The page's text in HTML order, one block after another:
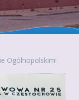
Ogólnopolskim!